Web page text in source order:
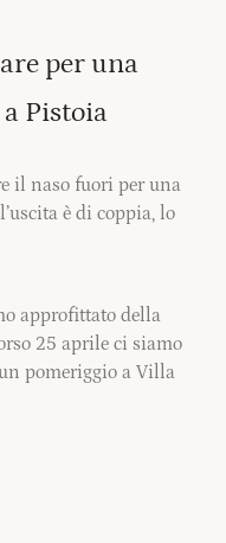
per una
Pistoia
il naso fuori per una
è di coppia, lo
approfittato della
25 aprile ci siamo
pomeriggio a Villa